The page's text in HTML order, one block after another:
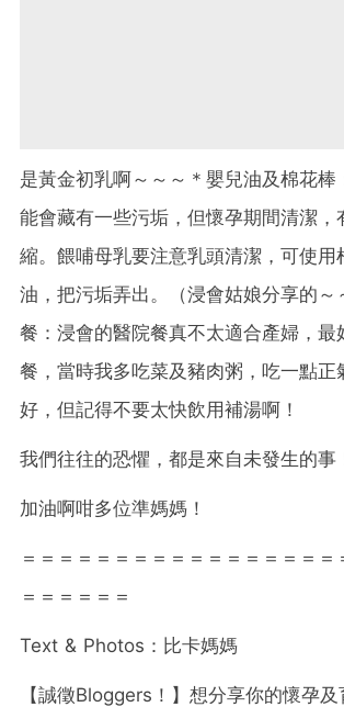
是黃金初乳啊～～～＊嬰兒油及棉花棒
能會藏有一些污垢，但懷孕期間清潔，
縮。餵哺母乳要注意乳頭清潔，可使用
油，把污垢弄出。（浸會姑娘分享的～
餐：浸會的醫院餐真不太適合產婦，最
餐，當時我多吃菜及豬肉粥，吃一點正
好，但記得不要太快飲用補湯啊！
我們往往的恐懼，都是來自未發生的事
加油啊咁多位準媽媽！
＝＝＝＝＝＝＝＝＝＝＝＝＝＝＝＝＝
＝＝＝＝＝＝
Text & Photos：比卡媽媽
【誠徵Bloggers！】想分享你的懷孕